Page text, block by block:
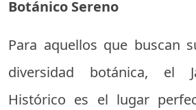
Botánico Sereno
Para aquellos que buscan
diversidad botánica, el
Histórico es el lugar